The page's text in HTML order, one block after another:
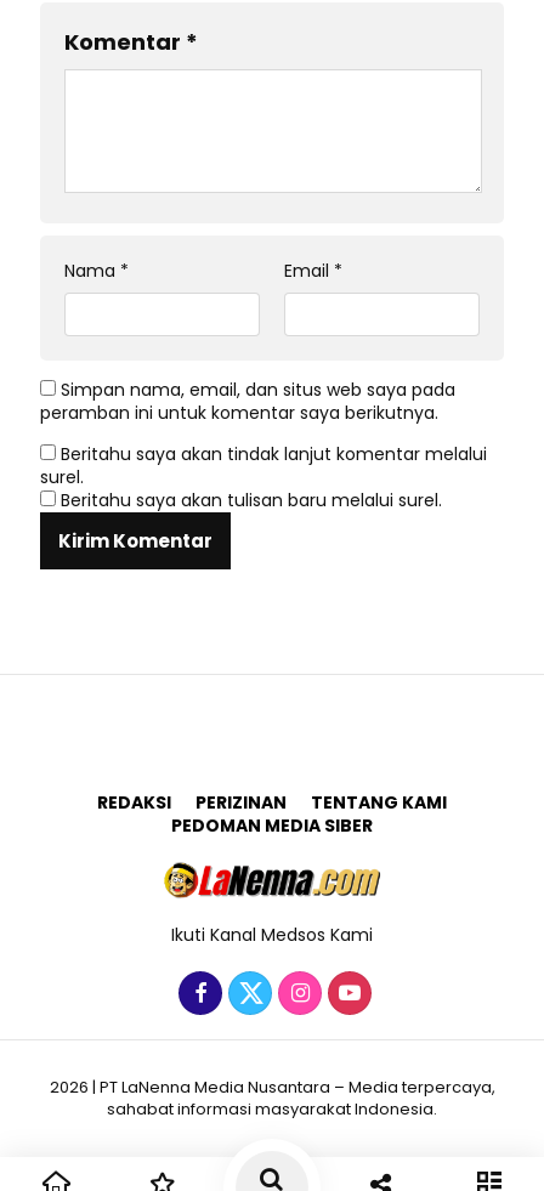
Komentar *
Nama * Email *
Simpan nama, email, dan situs web saya pada
peramban ini untuk komentar saya berikutnya.
Beritahu saya akan tindak lanjut komentar melalui
surel.
Beritahu saya akan tulisan baru melalui surel.
REDAKSI PERIZINAN
TENTANG KAMI
PEDOMAN MEDIA SIBER
Ikuti Kanal Medsos Kami
2026 | PT LaNenna Media Nusantara – Media terpercaya,
sahabat informasi masyarakat Indonesia.